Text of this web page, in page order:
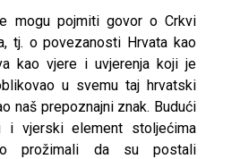
mogu pojmiti govor o Crkvi
tj. o povezanosti Hrvata kao
kao vjere i uvjerenja koji je
u svemu taj hrvatski
naš prepoznajni znak. Budući
i vjerski element stoljećima
prožimali da su postali